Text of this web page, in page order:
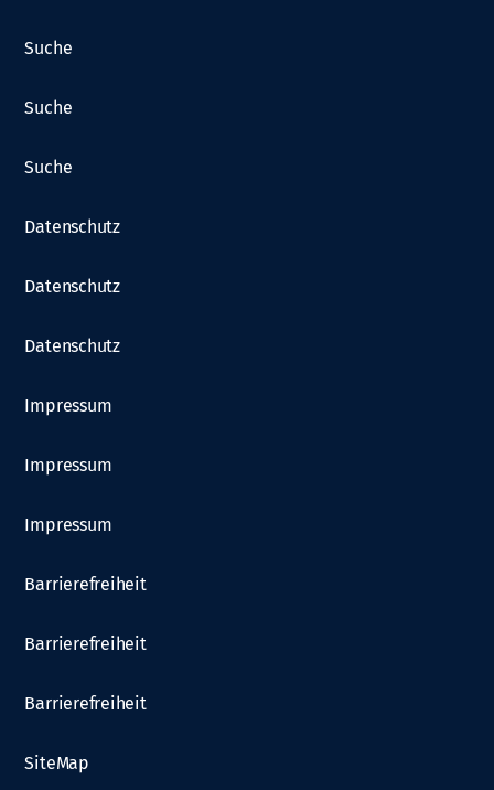
Suche
Suche
Suche
Datenschutz
Datenschutz
Datenschutz
Impressum
Impressum
Impressum
Barrierefreiheit
Barrierefreiheit
Barrierefreiheit
SiteMap